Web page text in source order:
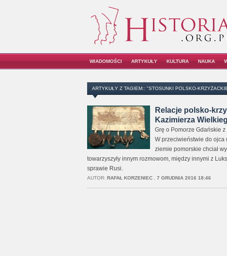
WIADOMOŚCI ARTYKUŁY KULTURA NAUKA
ARTYKUŁY Z TAGIEM:: "STOSUNKI POLSKO-
Relacje polsko-
Kazimierza
Grę o Pomorze Gdańskie z
W przeciwieństwie do ojca
ziemie pomorskie chciał
towarzyszyły innym rozmowom, między innymi z
sprawie Rusi.
AUTOR: RAFAŁ KORZENIEC, 7 GRUDNIA 2016 18:46